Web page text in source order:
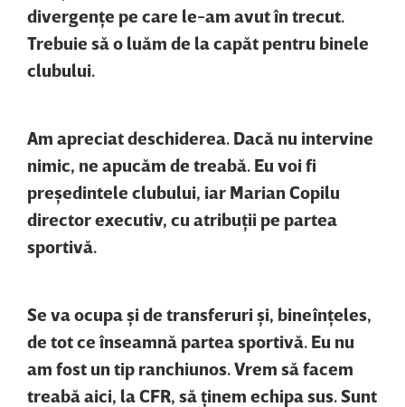
divergenţe pe care le-am avut în trecut.
Trebuie să o luăm de la capăt pentru binele
clubului.
Am apreciat deschiderea. Dacă nu intervine
nimic, ne apucăm de treabă. Eu voi fi
preşedintele clubului, iar Marian Copilu
director executiv, cu atribuţii pe partea
sportivă.
Se va ocupa şi de transferuri şi, bineînţeles,
de tot ce înseamnă partea sportivă. Eu nu
am fost un tip ranchiunos. Vrem să facem
treabă aici, la CFR, să ţinem echipa sus. Sunt